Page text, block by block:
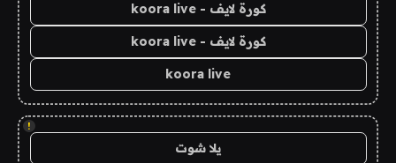
كورة لايف - koora live
كورة لايف - koora live
koora live
!
يلا شوت